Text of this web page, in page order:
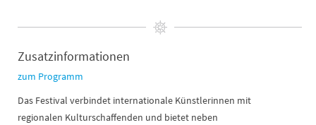
Zusatzinformationen
zum Programm
Das Festival verbindet internationale Künstlerinnen mit
regionalen Kulturschaffenden und bietet neben